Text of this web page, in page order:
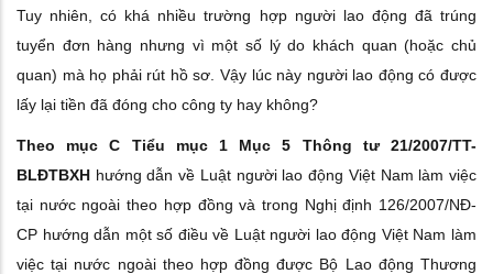
Tuy nhiên, có khá nhiều trường hợp người lao động đã trúng
tuyển đơn hàng nhưng vì một số lý do khách quan (hoặc chủ
quan) mà họ phải rút hồ sơ. Vậy lúc này người lao động có được
lấy lại tiền đã đóng cho công ty hay không?
Theo mục C Tiểu mục 1 Mục 5 Thông tư 21/2007/TT-
BLĐTBXH hướng dẫn về Luật người lao động Việt Nam làm việc
tại nước ngoài theo hợp đồng và trong Nghị định 126/2007/NĐ-
CP hướng dẫn một số điều về Luật người lao động Việt Nam làm
việc tại nước ngoài theo hợp đồng được Bộ Lao động Thương